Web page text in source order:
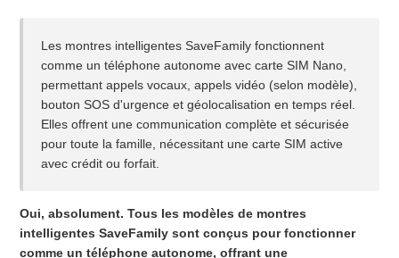
chimiques ?
Quelles précautions dois-je prendre concernant la chaleur et
le soleil ?
Puis-je nager ou me doucher avec la montre ?
Que dois-je faire si la batterie est très faible ?
Les montres intelligentes SaveFamily fonctionnent
comme un téléphone autonome avec carte SIM Nano,
permettant appels vocaux, appels vidéo (selon modèle),
bouton SOS d'urgence et géolocalisation en temps réel.
Elles offrent une communication complète et sécurisée
pour toute la famille, nécessitant une carte SIM active
avec crédit ou forfait.
Oui, absolument. Tous les modèles de montres
intelligentes SaveFamily sont conçus pour fonctionner
comme un téléphone autonome, offrant une